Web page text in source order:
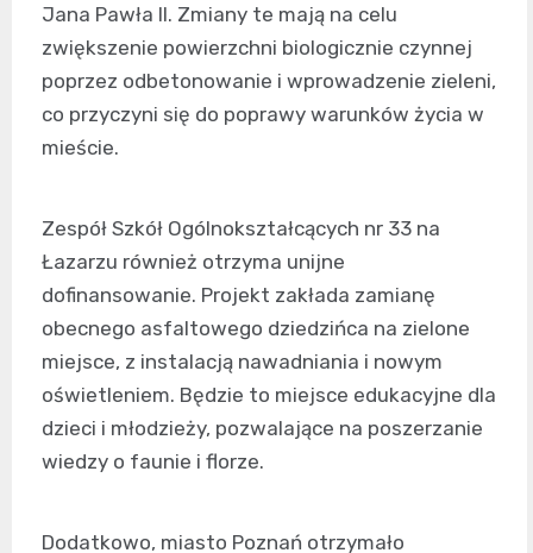
Jana Pawła II. Zmiany te mają na celu
zwiększenie powierzchni biologicznie czynnej
poprzez odbetonowanie i wprowadzenie zieleni,
co przyczyni się do poprawy warunków życia w
mieście.
Zespół Szkół Ogólnokształcących nr 33 na
Łazarzu również otrzyma unijne
dofinansowanie. Projekt zakłada zamianę
obecnego asfaltowego dziedzińca na zielone
miejsce, z instalacją nawadniania i nowym
oświetleniem. Będzie to miejsce edukacyjne dla
dzieci i młodzieży, pozwalające na poszerzanie
wiedzy o faunie i florze.
Dodatkowo, miasto Poznań otrzymało